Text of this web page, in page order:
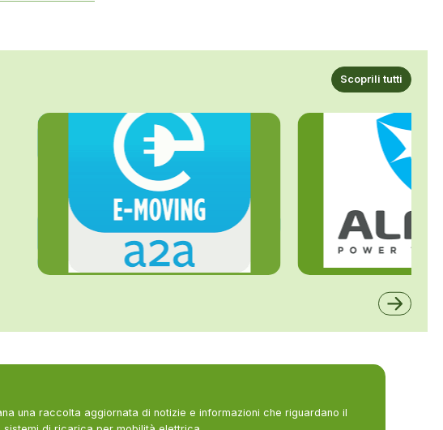
Scoprili tutti
una raccolta aggiornata di notizie e informazioni che riguardano il